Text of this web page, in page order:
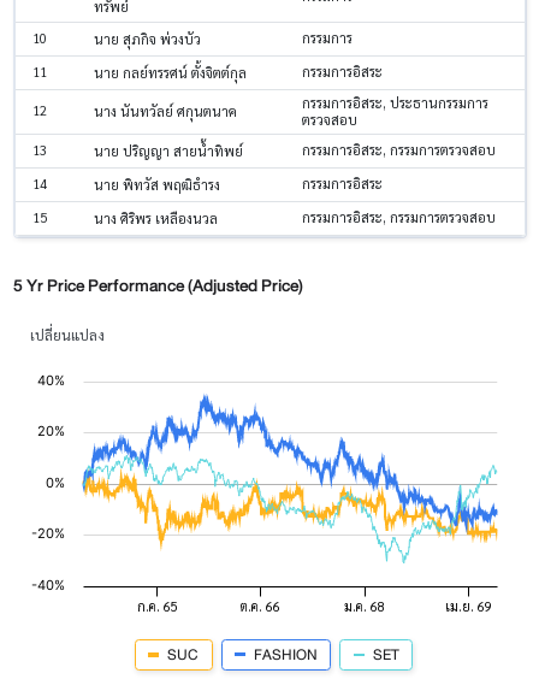
ทรัพย์
10 นาย สุภกิจ พ่วงบัว
กรรมการ
11
นาย กลย์ทรรศน์ ตั้งจิตต์กุล กรรมการอิสระ
12 นาง นันทวัลย์ ศกุนตนาค
กรรมการอิสระ, ประธานกรรมการ
ตรวจสอบ
13
นาย ปริญญา สายน้ำทิพย์
กรรมการอิสระ, กรรมการตรวจสอบ
14
นาย พิทวัส พฤฒิธำรง
กรรมการอิสระ
15
นาง ศิริพร เหลืองนวล กรรมการอิสระ, กรรมการตรวจสอบ
5 Yr Price Performance (Adjusted Price)
เปลี่ยนแปลง
SUC FASHION SET